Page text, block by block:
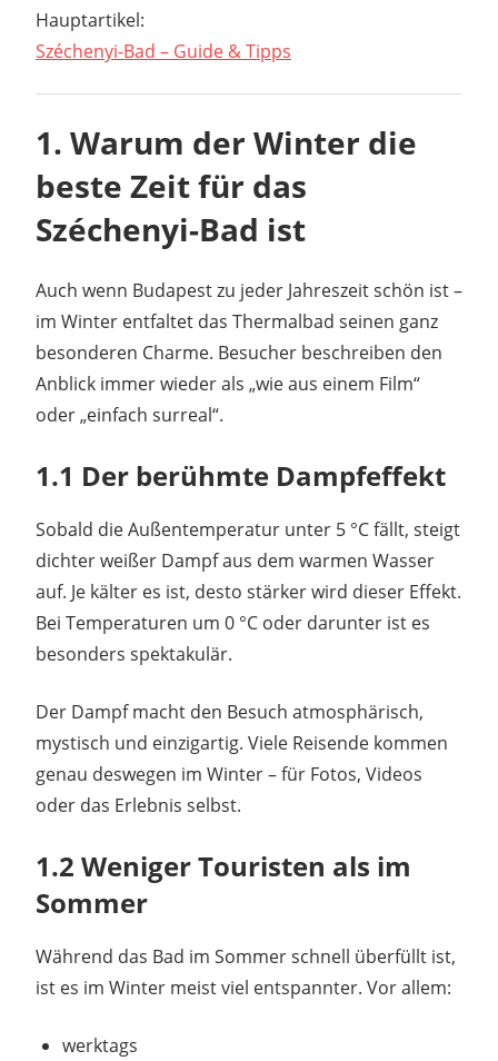
Hauptartikel:
Széchenyi-Bad – Guide & Tipps
1. Warum der Winter die
beste Zeit für das
Széchenyi-Bad ist
Auch wenn Budapest zu jeder Jahreszeit schön ist –
im Winter entfaltet das Thermalbad seinen ganz
besonderen Charme. Besucher beschreiben den
Anblick immer wieder als „wie aus einem Film“
oder „einfach surreal“.
1.1 Der berühmte Dampfeffekt
Sobald die Außentemperatur unter 5 °C fällt, steigt
dichter weißer Dampf aus dem warmen Wasser
auf. Je kälter es ist, desto stärker wird dieser Effekt.
Bei Temperaturen um 0 °C oder darunter ist es
besonders spektakulär.
Der Dampf macht den Besuch atmosphärisch,
mystisch und einzigartig. Viele Reisende kommen
genau deswegen im Winter – für Fotos, Videos
oder das Erlebnis selbst.
1.2 Weniger Touristen als im
Sommer
Während das Bad im Sommer schnell überfüllt ist,
ist es im Winter meist viel entspannter. Vor allem:
werktags